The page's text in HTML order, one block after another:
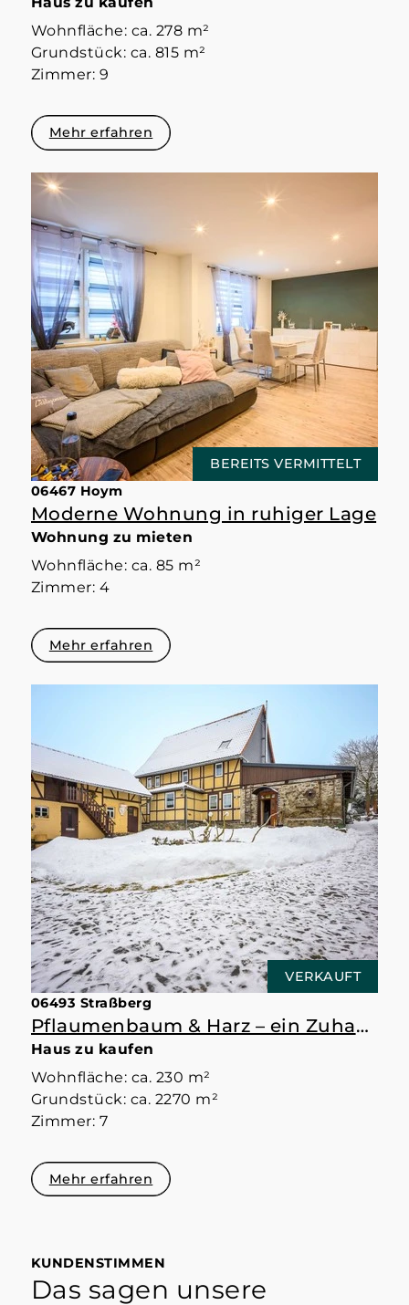
Wohnfläche: ca. 278 m²
Grundstück: ca. 815 m²
Zimmer: 9
Mehr erfahren
BEREITS VERMITTELT
06467 Hoym
Moderne Wohnung in ruhiger Lage
Wohnung zu mieten
Wohnfläche: ca. 85 m²
Zimmer: 4
Mehr erfahren
VERKAUFT
06493 Straßberg
Pflaumenbaum & Harz – ein Zuhause mit Raum
Haus zu kaufen
Wohnfläche: ca. 230 m²
Grundstück: ca. 2270 m²
Zimmer: 7
Mehr erfahren
KUNDENSTIMMEN
Das sagen unsere